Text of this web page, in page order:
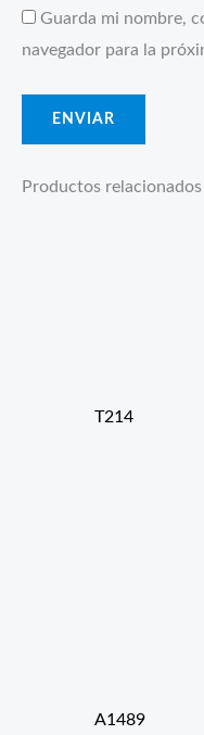
Guarda mi nombre,
navegador para la
Productos relacionados
T214
A1489